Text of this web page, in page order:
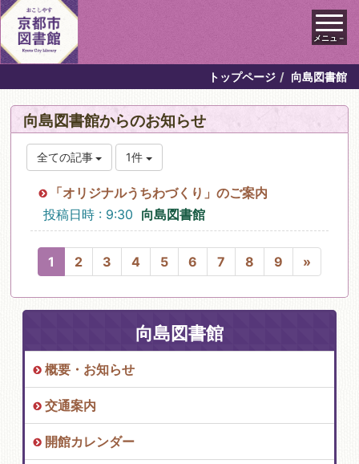
メニュ－
トップページ 向島図書館
向島図書館からのお知らせ
全ての記事 1件
「オリジナルうちわづくり」のご案内
投稿日時 : 9:30 向島図書館
1 2 3 4 5 6 7 8 9 »
向島図書館
概要・お知らせ
交通案内
開館カレンダー